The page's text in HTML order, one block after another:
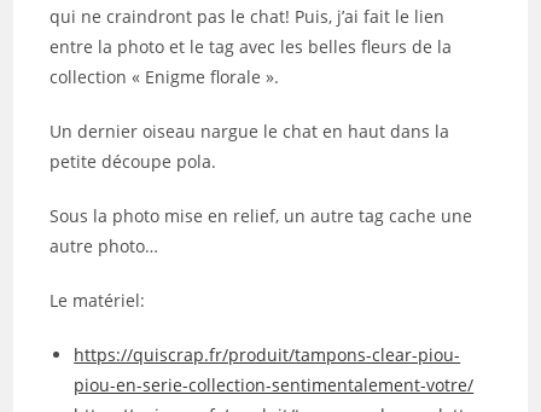
qui ne craindront pas le chat! Puis, j’ai fait le lien
entre la photo et le tag avec les belles fleurs de la
collection « Enigme florale ».
Un dernier oiseau nargue le chat en haut dans la
petite découpe pola.
Sous la photo mise en relief, un autre tag cache une
autre photo…
Le matériel:
https://quiscrap.fr/produit/tampons-clear-piou-
piou-en-serie-collection-sentimentalement-votre/